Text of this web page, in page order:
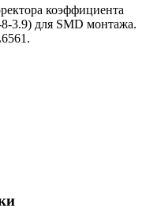
коэффициента
3.9) для SMD монтажа.